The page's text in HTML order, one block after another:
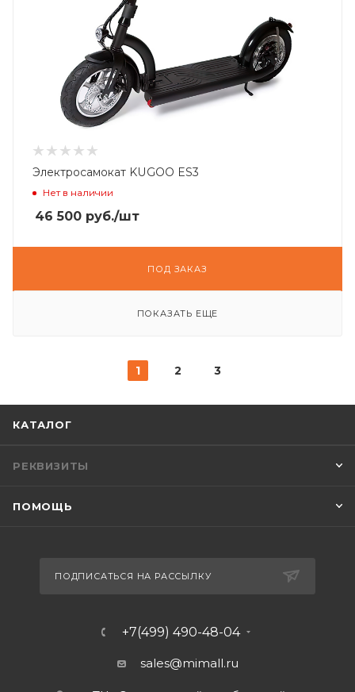
Электросамокат KUGOO ES3
Нет в наличии
46 500 руб./шт
ПОД ЗАКАЗ
ПОКАЗАТЬ ЕЩЕ
1 2 3
КАТАЛОГ
РЕКВИЗИТЫ
ПОМОЩЬ
ПОДПИСАТЬСЯ НА РАССЫЛКУ
+7(499) 490-48-04
sales@mimall.ru